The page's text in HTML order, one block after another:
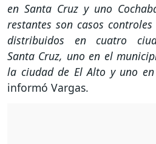
en Santa Cruz y uno
restantes son casos
distribuidos en cuatro
Santa Cruz, uno en el
la ciudad de El Alto y uno
informó Vargas.